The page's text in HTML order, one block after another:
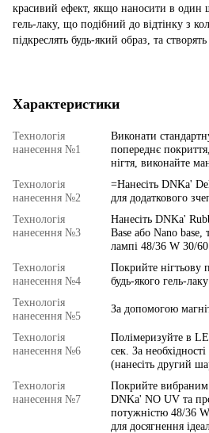
красивий ефект, якщо наносити в один
гель-лаку, що подібний до відтінку з
підкреслять будь-який образ, та
Характеристики
Технологія
нанесення №1
Виконати
попереднє
нігтя, виконайте
Технологія
нанесення №2
=Нанесіть DNKa'
для додаткового
Технологія
нанесення №3
Нанесіть DNKa'
Base або Nano
лампі 48/36 W 30/60
Технологія
нанесення №4
Покрийте
будь-якого гель-лаку
Технологія
нанесення №5
За допомогою
Технологія
нанесення №6
Полімеризуйте в
сек. За
(нанесіть другий
Технологія
нанесення №7
Покрийте
DNKa' NO UV та
потужністю 48/36
для досягнення